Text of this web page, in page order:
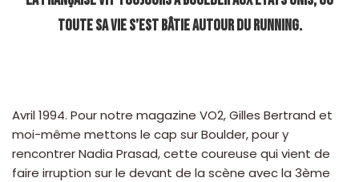
toute sa vie s’est bâtie autour du running.
Avril 1994. Pour notre magazine VO2, Gilles Bertrand et
moi-même mettons le cap sur Boulder, pour y
rencontrer Nadia Prasad, cette coureuse qui vient de
faire irruption sur le devant de la scène avec la 3ème